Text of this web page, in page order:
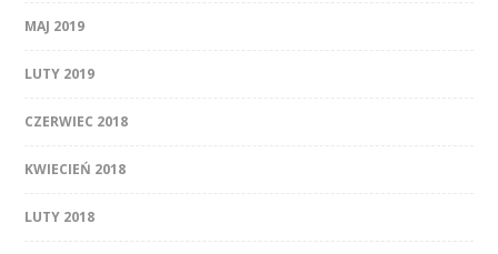
MAJ 2019
LUTY 2019
CZERWIEC 2018
KWIECIEŃ 2018
LUTY 2018